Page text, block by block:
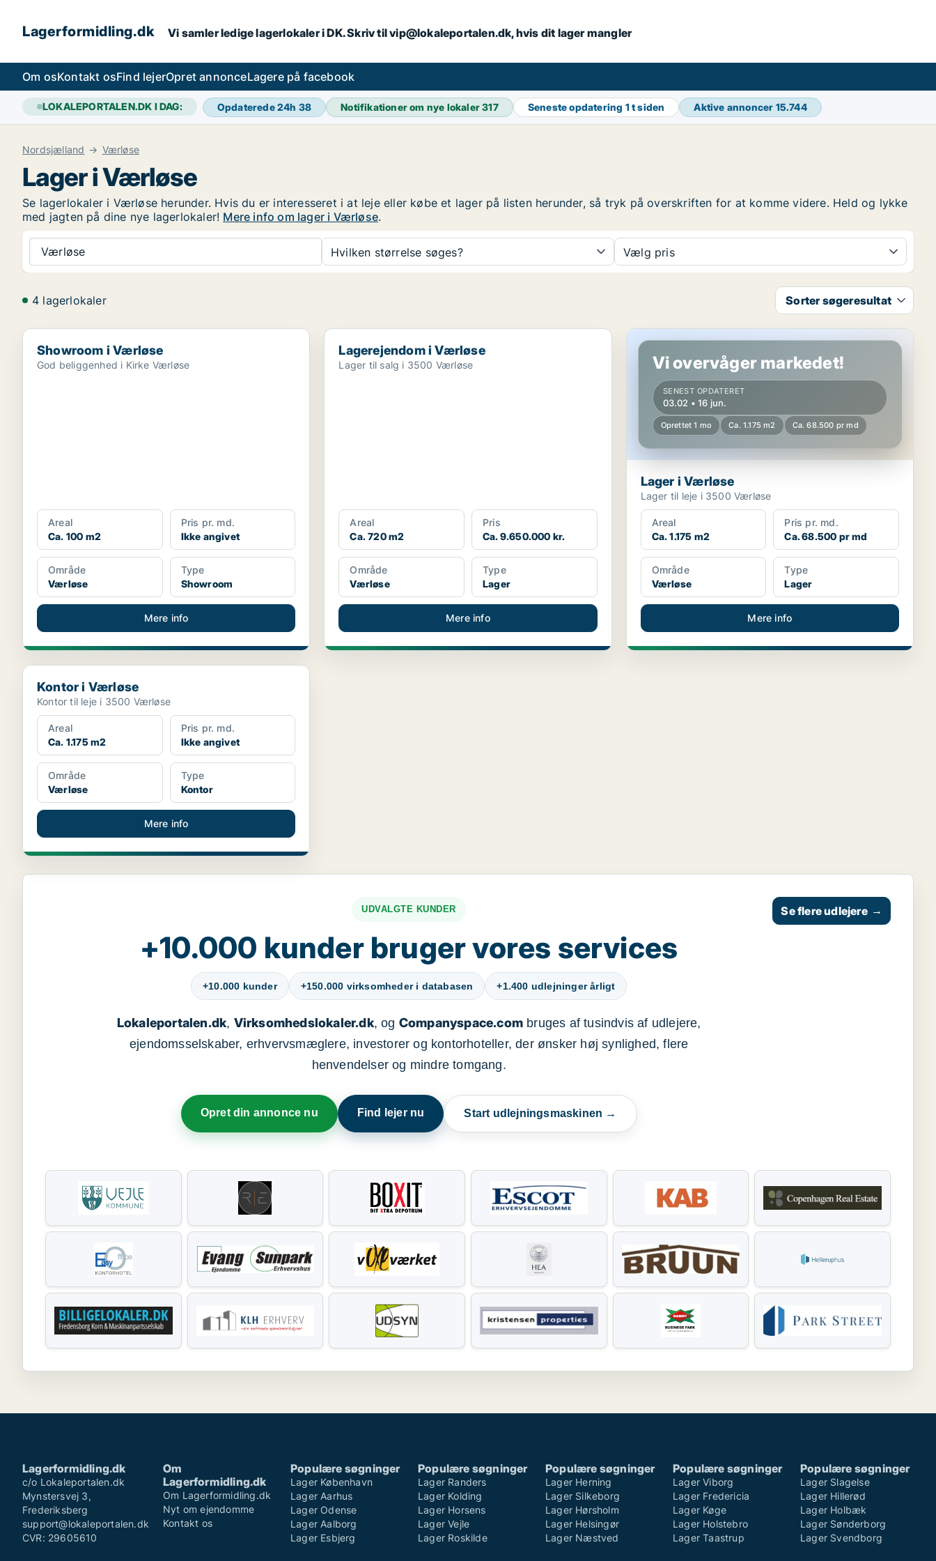
Lagerformidling.dk Vi samler ledige lagerlokaler i DK. Skriv til vip@lokaleportalen.dk, hvis dit lager mangler
Om osKontakt osFind lejerOpret annonceLagere på facebook
LOKALEPORTALEN.DK I DAG: Opdaterede 24h 38 Notifikationer om nye lokaler317 Seneste opdatering 1 t siden Aktive annoncer 15.744
Nordsjælland Værløse
Lager i Værløse
Se lagerlokaler i Værløse herunder. Hvis du er interesseret i at leje eller købe et lager på listen herunder, så tryk på overskriften for at komme videre. Held og lykke
med jagten på dine nye lagerlokaler! Mere info om lager i Værløse.
Værløse Hvilken størrelse søges? Vælg pris
4 lagerlokaler Sorter søgeresultat
Showroom i Værløse
Showroom i Værløse
God beliggenhed i Kirke Værløse
Areal
Ca. 100 m2
Pris pr. md.
Ikke angivet
Område
Værløse
Type
Showroom
Mere info
Lagerejendom i Værløse
Lagerejendom i Værløse
Lager til salg i 3500 Værløse
Areal
Ca. 720 m2
Pris
Ca. 9.650.000 kr.
Område
Værløse
Type
Lager
Mere info
Lager i Værløse
Vi overvåger markedet!
SENEST OPDATERET
03.02 • 16 jun.
Oprettet 1 mo Ca. 1.175 m2 Ca. 68.500 pr md
Lager i Værløse
Lager til leje i 3500 Værløse
Areal
Ca. 1.175 m2
Pris pr. md.
Ca. 68.500 pr md
Område
Værløse
Type
Lager
Mere info
Kontor i Værløse
Kontor i Værløse
Kontor til leje i 3500 Værløse
Areal
Ca. 1.175 m2
Pris pr. md.
Ikke angivet
Område
Værløse
Type
Kontor
Mere info
UDVALGTE KUNDER
+10.000 kunder bruger vores services
+10.000 kunder +150.000 virksomheder i databasen +1.400 udlejninger årligt
Lokaleportalen.dk, Virksomhedslokaler.dk, og Companyspace.combruges af tusindvis af udlejere,
ejendomsselskaber, erhvervsmæglere, investorer og kontorhoteller, der ønsker høj synlighed, flere
henvendelser og mindre tomgang.
Opret din annonce nu Find lejer nu Start udlejningsmaskinen →
Se flere udlejere →
Lagerformidling.dk
c/o Lokaleportalen.dk
Mynstersvej 3,
Frederiksberg
support@lokaleportalen.dk
CVR: 29605610
Om
Lagerformidling.dk
Om Lagerformidling.dk
Nyt om ejendomme
Kontakt os
Populære søgninger
Lager København
Lager Aarhus
Lager Odense
Lager Aalborg
Lager Esbjerg
Populære søgninger
Lager Randers
Lager Kolding
Lager Horsens
Lager Vejle
Lager Roskilde
Populære søgninger
Lager Herning
Lager Silkeborg
Lager Hørsholm
Lager Helsingør
Lager Næstved
Populære søgninger
Lager Viborg
Lager Fredericia
Lager Køge
Lager Holstebro
Lager Taastrup
Populære søgninger
Lager Slagelse
Lager Hillerød
Lager Holbæk
Lager Sønderborg
Lager Svendborg